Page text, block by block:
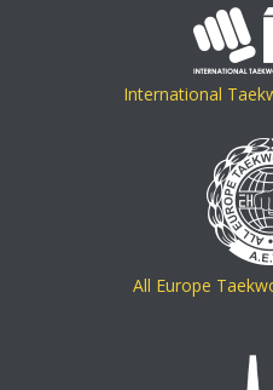
International
All Europe